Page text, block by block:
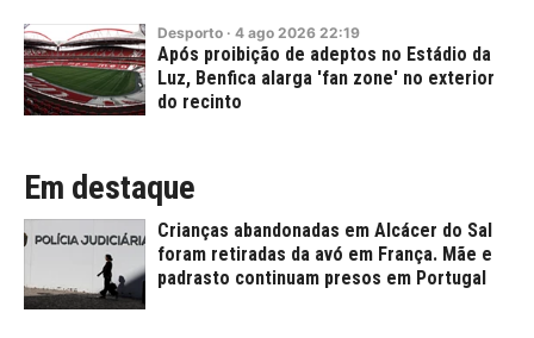
Desporto · 4 ago 2026 22:19
Após proibição de adeptos no Estádio da
Luz, Benfica alarga 'fan zone' no exterior
do recinto
Em destaque
Crianças abandonadas em Alcácer do Sal
foram retiradas da avó em França. Mãe e
padrasto continuam presos em Portugal